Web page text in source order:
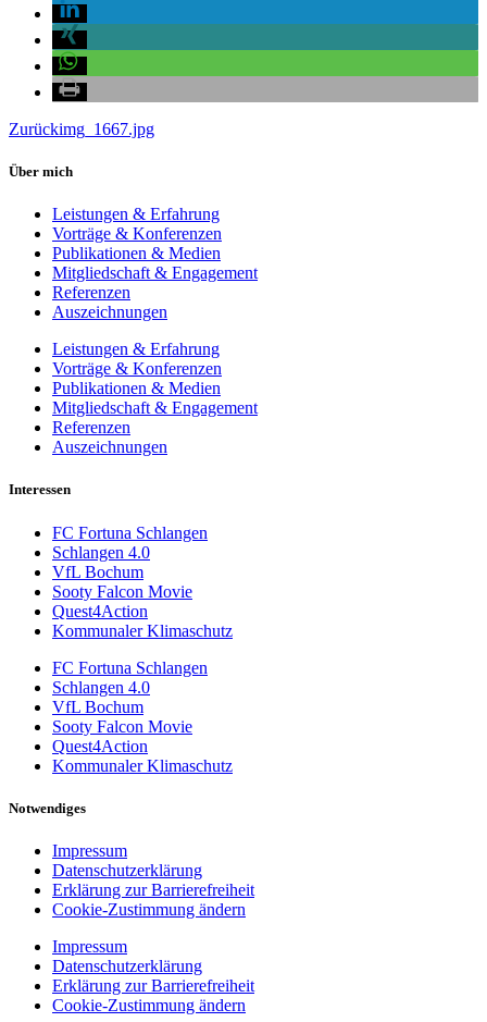
Zurückimg_1667.jpg
Über mich
Leistungen & Erfahrung
Vorträge & Konferenzen
Publikationen & Medien
Mitgliedschaft & Engagement
Referenzen
Auszeichnungen
Leistungen & Erfahrung
Vorträge & Konferenzen
Publikationen & Medien
Mitgliedschaft & Engagement
Referenzen
Auszeichnungen
Interessen
FC Fortuna Schlangen
Schlangen 4.0
VfL Bochum
Sooty Falcon Movie
Quest4Action
Kommunaler Klimaschutz
FC Fortuna Schlangen
Schlangen 4.0
VfL Bochum
Sooty Falcon Movie
Quest4Action
Kommunaler Klimaschutz
Notwendiges
Impressum
Datenschutzerklärung
Erklärung zur Barrierefreiheit
Cookie-Zustimmung ändern
Impressum
Datenschutzerklärung
Erklärung zur Barrierefreiheit
Cookie-Zustimmung ändern